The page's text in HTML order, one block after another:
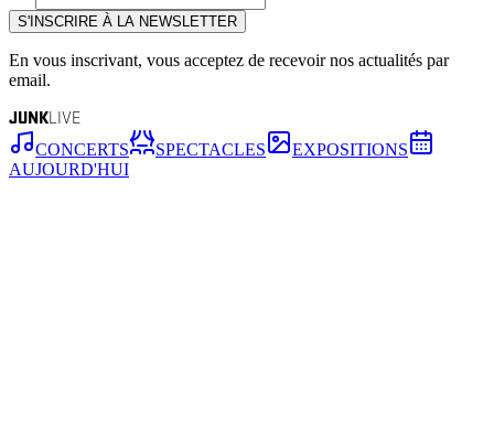
S'INSCRIRE À LA NEWSLETTER
En vous inscrivant, vous acceptez de recevoir nos actualités par
email.
JUNKLIVE
CONCERTS SPECTACLES
EXPOSITIONS
AUJOURD'HUI